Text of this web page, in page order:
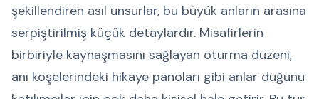
şekillendiren asıl unsurlar, bu büyük anların arasına
serpiştirilmiş küçük detaylardır. Misafirlerin
birbiriyle kaynaşmasını sağlayan oturma düzeni,
anı köşelerindeki hikaye panoları gibi anlar düğünü